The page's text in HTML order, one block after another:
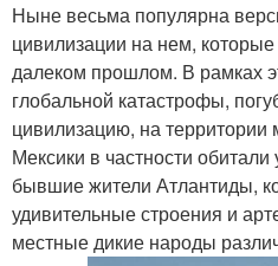
Ныне весьма популярна
цивилизации на нем,
далеком прошлом. В рамках
глобальной катастрофы,
цивилизацию, на
Мексики в частности
бывшие жители Атлантиды,
удивительные строения и
местные дикие народы